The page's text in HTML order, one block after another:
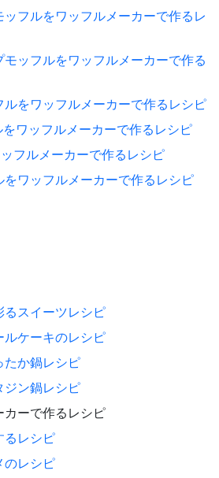
フルをワッフルメーカーで作るレ
ッフルをワッフルメーカーで作る
ルをワッフルメーカーで作るレシピ
ワッフルメーカーで作るレシピ
フルメーカーで作るレシピ
ワッフルメーカーで作るレシピ
スイーツレシピ
ルケーキのレシピ
たか鍋レシピ
ジン鍋レシピ
ーで作るレシピ
るレシピ
のレシピ